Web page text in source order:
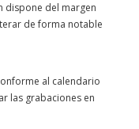
dispone del margen
de forma notable
al calendario
las grabaciones en